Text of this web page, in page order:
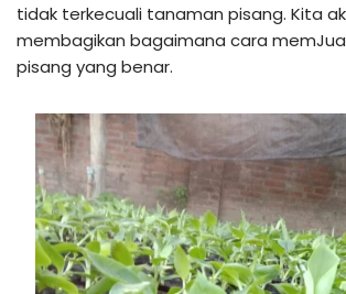
tidak terkecuali tanaman pisang. Kita
membagikan bagaimana cara
pisang yang benar.